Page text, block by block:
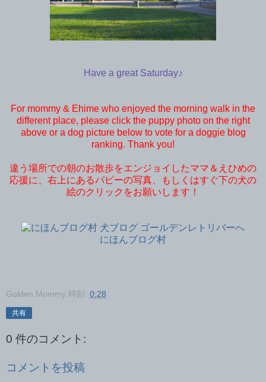
Have a great Saturday♪
For mommy & Ehime who enjoyed the morning walk in the
different place, please click the puppy photo on the right
above or a dog picture below to vote for a doggie blog
ranking. Thank you!
違う場所での朝のお散歩をエンジョイしたママ＆えひめの
応援に、右上にあるパピーの写真、もしくはすぐ下の犬の
絵のクリックをお願いします！
にほんブログ村
Golden Mommy 時刻: 0:28
共有
0 件のコメント:
コメントを投稿